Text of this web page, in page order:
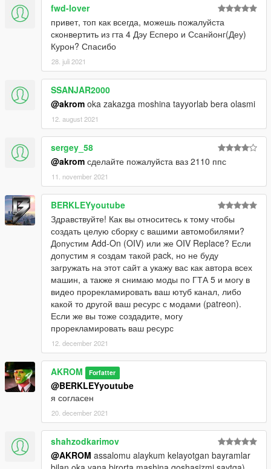
handling.meta
>>> update/update.rpf/common/data
fwd-lover
привет, топ как всегда, можешь пожалуйста
сконвертить из гта 4 Дэу Есперо и Ссанйонг(Деу)
Курон? Спасибо
28. juli 2021
SSANJAR2000
@akrom oka zakazga moshina tayyorlab bera olasmi
12. august 2021
sergey_58
@akrom сделайте пожалуйста ваз 2110 ппс
11. november 2021
BERKLEYyoutube
Здравствуйте! Как вы относитесь к тому чтобы
создать целую сборку с вашими автомобилями?
Допустим Add-On (OIV) или же OIV Replace? Если
допустим я создам такой pack, но не буду
загружать на этот сайт а укажу вас как автора всех
машин, а также я снимаю моды по ГТА 5 и могу в
видео прорекламировать ваш ютуб канал, либо
какой то другой ваш ресурс с модами (patreon).
Если же вы тоже создадите, могу
прорекламировать ваш ресурс
12. december 2021
AKROM Forfatter
@BERKLEYyoutube
я согласен
20. december 2021
shahzodkarimov
@AKROM assalomu alaykum kelayotgan bayramlar